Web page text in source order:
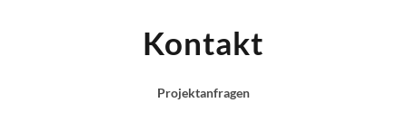
Kontakt
Projektanfragen